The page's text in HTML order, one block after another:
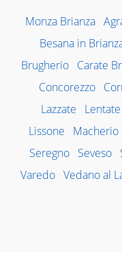
Monza Brianza
Besana in
Brugherio Carate
Concorezzo
Lazzate
Lissone
Macherio
Seregno Seveso
Varedo Vedano al